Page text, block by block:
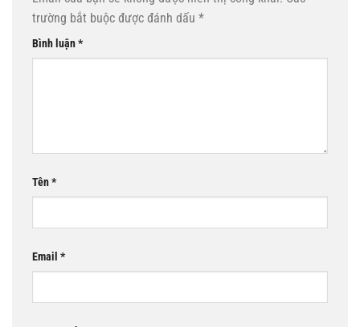
trường bắt buộc được đánh dấu *
Bình luận*
Tên*
Email *